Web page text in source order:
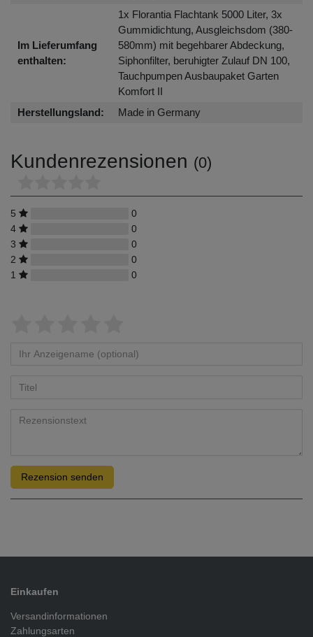
Im Lieferumfang
enthalten:
1x Florantia Flachtank 5000 Liter, 3x
Gummidichtung, Ausgleichsdom (380-
580mm) mit begehbarer Abdeckung,
Siphonfilter, beruhigter Zulauf DN 100,
Tauchpumpen Ausbaupaket Garten
Komfort II
Herstellungsland:
Made in Germany
Kundenrezensionen (0)
5
0
4
0
3
0
2
0
1
0
Rezension senden
Einkaufen
Versandinformationen
Zahlungsarten